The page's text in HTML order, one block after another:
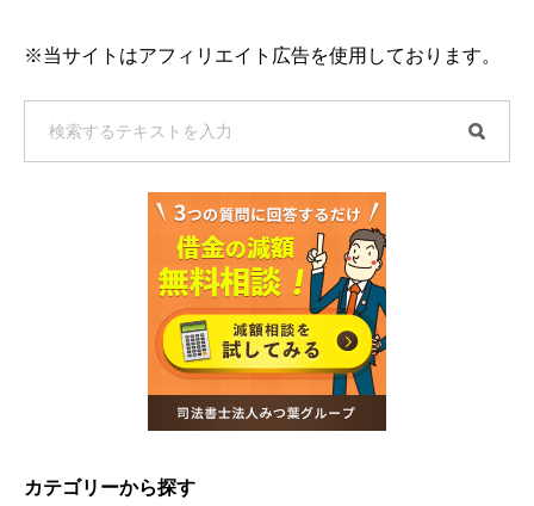
※当サイトはアフィリエイト広告を使用しております。
カテゴリーから探す